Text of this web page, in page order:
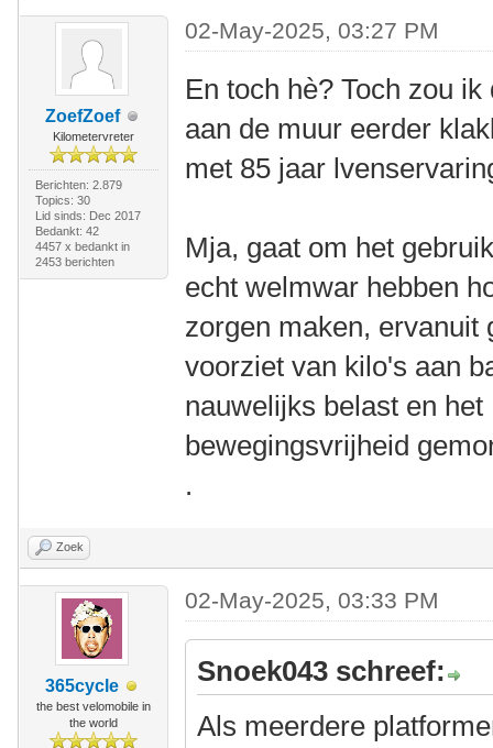
ZoefZoef
Kilometervreter
Berichten: 2.879
Topics: 30
Lid sinds: Dec 2017
Bedankt: 42
4457 x bedankt in
2453 berichten
02-May-2025, 03:27 PM
En toch hè? Toch zou
aan de muur eerder
met 85 jaar
Mja, gaat om het
echt welmwar hebben
zorgen maken, ervanuit
voorziet van kilo's aan
nauwelijks belast en
bewegingsvrijheid
.
Zoek
365cycle
the best velomobile in
the world
02-May-2025, 03:33 PM
Snoek043 schreef:
Als meerdere